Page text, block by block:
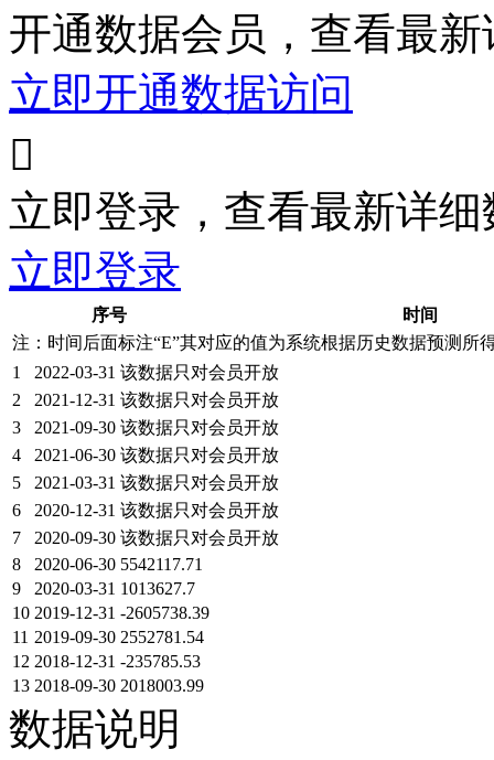
开通数据会员，查看最
立即开通数据访问

立即登录，查看最新详细
立即登录
序号
时间
注：时间后面标注“E”其对应的值为系统根据历史数据预测所
1
2022-03-31 该数据只对会员开放
2
2021-12-31 该数据只对会员开放
3
2021-09-30 该数据只对会员开放
4
2021-06-30 该数据只对会员开放
5
2021-03-31 该数据只对会员开放
6
2020-12-31 该数据只对会员开放
7
2020-09-30 该数据只对会员开放
8
2020-06-30 5542117.71
9
2020-03-31 1013627.7
10 2019-12-31 -2605738.39
11 2019-09-30 2552781.54
12 2018-12-31 -235785.53
13 2018-09-30 2018003.99
数据说明